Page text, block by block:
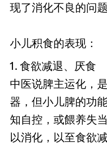
现了消化不良的问
小儿积食的表现：
食欲减退、厌食
中医说脾主运化，
器，但小儿脾的功
知自控，或餵养失
以消化，以至食欲